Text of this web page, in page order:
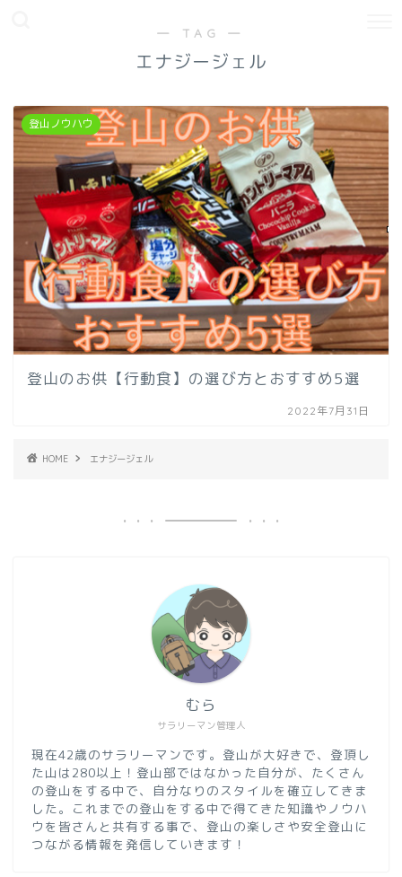
― TAG ―
エナジージェル
登山ノウハウ
登山のお供【行動食】の選び方とおすすめ5選
2022年7月31日
HOME エナジージェル
サラリーマン管理人
むら
現在42歳のサラリーマンです。登山が大好きで、登頂し
た山は280以上！登山部ではなかった自分が、たくさん
の登山をする中で、自分なりのスタイルを確立してきま
した。これまでの登山をする中で得てきた知識やノウハ
ウを皆さんと共有する事で、登山の楽しさや安全登山に
つながる情報を発信していきます！